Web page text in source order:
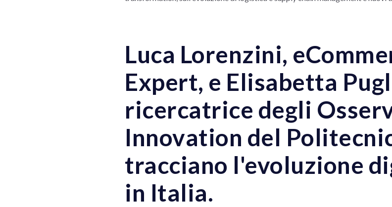
Luca Lorenzini,
Expert, e Elisabetta
ricercatrice degli
Innovation del
tracciano l'evoluzione
in Italia.